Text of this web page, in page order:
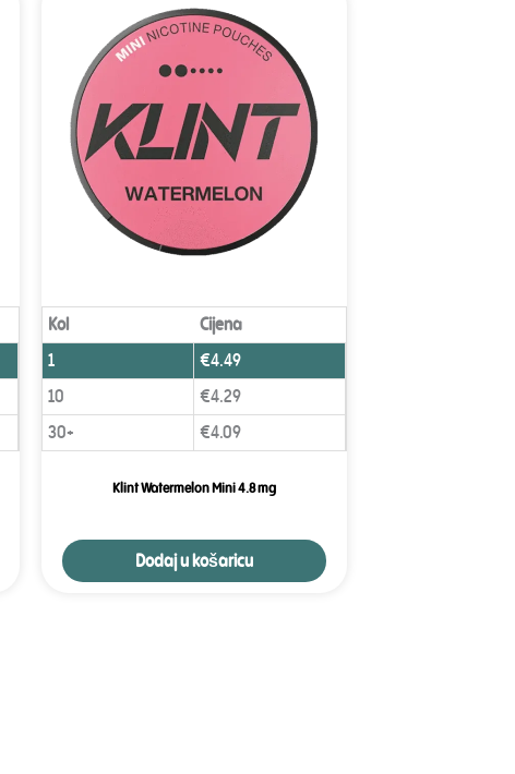
Kol
Cijena
1
€4.49
10
€4.29
30+
€4.09
Klint Watermelon Mini 4.8 mg
Dodaj u košaricu